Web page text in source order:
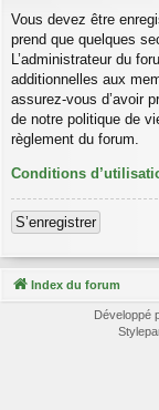
Vous devez être
prend que quelques
L’administrateur du
additionnelles aux
assurez-vous d’avoir
de notre politique de
règlement du forum.
Conditions
S’enregistrer
Index du forum
Développé